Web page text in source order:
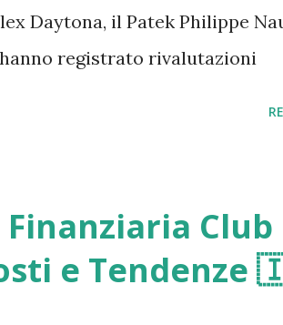
Daytona, il Patek Philippe
hanno registrato rivalutazioni
la “bolla” è finita? Il
tra 2020 e 2022 Durante la
Fattore Effetto sul
e Tendenze